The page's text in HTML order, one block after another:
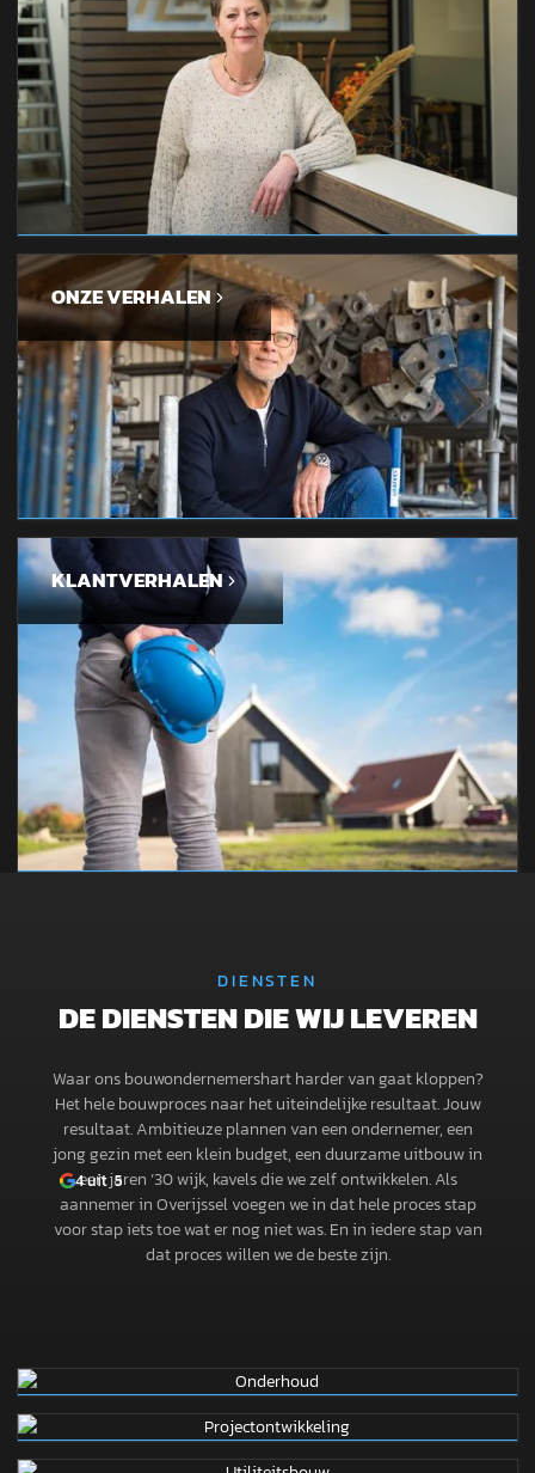
ONZE VERHALEN
KLANTVERHALEN
DIENSTEN
DE DIENSTEN DIE WIJ LEVEREN
Waar ons bouwondernemershart harder van gaat kloppen?
Het hele bouwproces naar het uiteindelijke resultaat. Jouw
resultaat. Ambitieuze plannen van een ondernemer, een
jong gezin met een klein budget, een duurzame uitbouw in
een jaren ‘30 wijk, kavels die we zelf ontwikkelen. Als
aannemer in Overijssel voegen we in dat hele proces stap
voor stap iets toe wat er nog niet was. En in iedere stap van
dat proces willen we de beste zijn.
4uit 5
ONDERHOUD
PROJECTONTWIKKELING